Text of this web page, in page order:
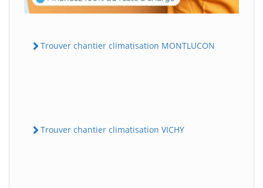
Trouver chantier climatisation MONTLUCON
Trouver chantier climatisation VICHY